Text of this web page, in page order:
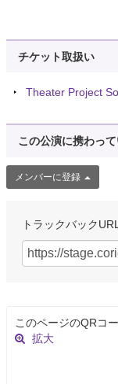
チケット取扱い
Theater Project
この公演に携わっ
メンバーに登録
トラックバック
このページのQRコー
拡大